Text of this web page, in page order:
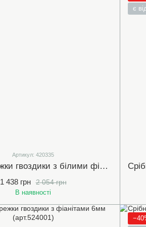
Артикул: 420335
Срібні сережки гвоздики з білими фіанітами кв.7мм (арт.420335)
2 054 грн
1 438 грн
В наявності
є